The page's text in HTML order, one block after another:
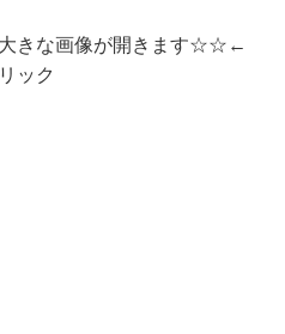
きな画像が開きます☆☆ ←
ック